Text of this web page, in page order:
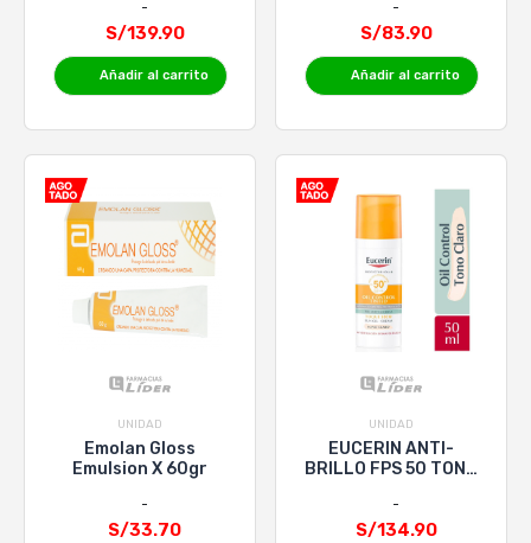
50+ x 50mL
S/139.90
Añadir al carrito
S/83.90
Añadir al carrito
UNIDAD
Emolan Gloss
Emulsion X 60gr
S/33.70
UNIDAD
EUCERIN ANTI-
BRILLO FPS 50 TONO
S/134.90